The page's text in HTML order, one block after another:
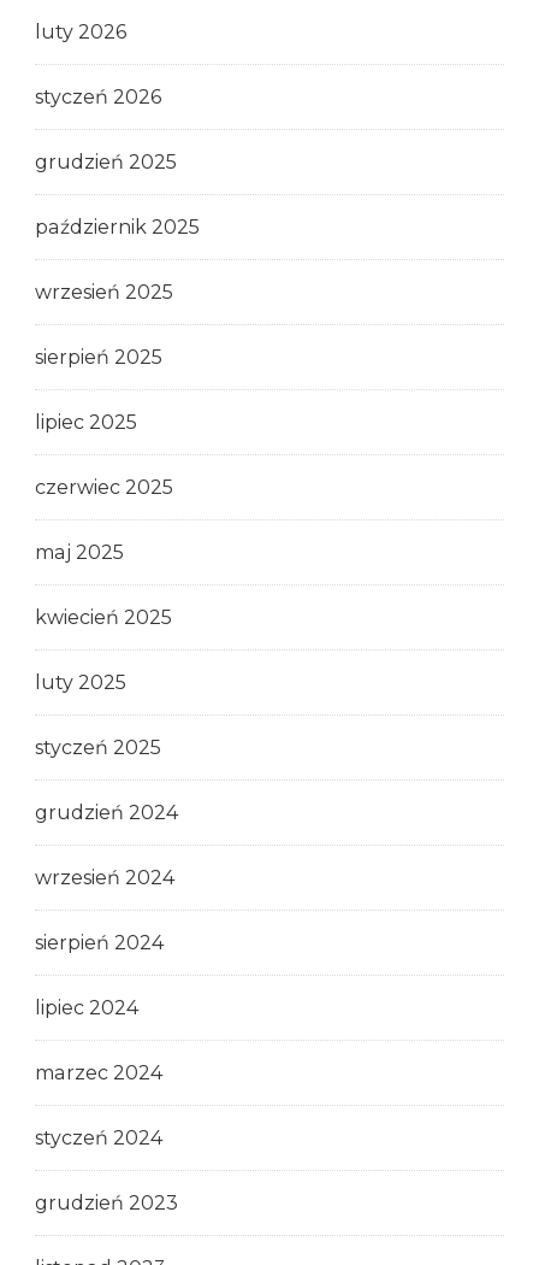
luty 2026
styczeń 2026
grudzień 2025
październik 2025
wrzesień 2025
sierpień 2025
lipiec 2025
czerwiec 2025
maj 2025
kwiecień 2025
luty 2025
styczeń 2025
grudzień 2024
wrzesień 2024
sierpień 2024
lipiec 2024
marzec 2024
styczeń 2024
grudzień 2023